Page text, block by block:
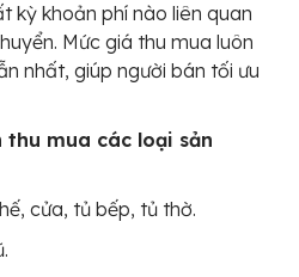
kỳ khoản phí nào liên quan
Mức giá thu mua luôn
nhất, giúp người bán tối ưu
thu mua các loại sản
cửa, tủ bếp, tủ thờ.